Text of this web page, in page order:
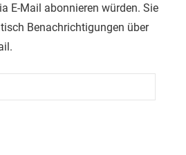
E-Mail abonnieren würden. Sie
Benachrichtigungen über